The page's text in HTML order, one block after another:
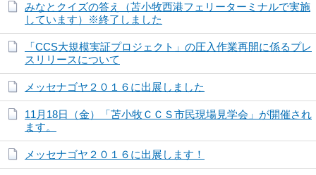
みなとクイズの答え（苫小牧西港フェリーターミナルで実施
しています）※終了しました
「CCS大規模実証プロジェクト」の圧入作業再開に係るプレ
スリリースについて
メッセナゴヤ２０１６に出展しました
11月18日（金）「苫小牧ＣＣＳ市民現場見学会」が開催され
ます。
メッセナゴヤ２０１６に出展します！